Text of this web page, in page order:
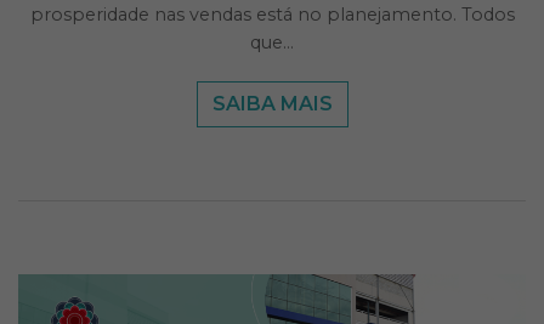
prosperidade nas vendas está no planejamento. Todos
que…
SAIBA MAIS